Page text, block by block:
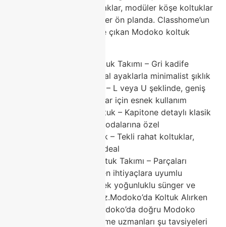
dokular, minimal metal ayaklar, modüler köşe koltuklar
ve sürdürülebilir malzemeler ön planda. Classhome’un
Modoko mağazasında öne çıkan Modoko koltuk
Modern Modoko Koltuk Takımı – Gri kadife
kaplama ve ince metal ayaklarla minimalist şıklık
Köşe Modoko Koltuk – L veya U şeklinde, geniş
aileler ve küçük alanlar için esnek kullanım
Chester Modoko Koltuk – Kapitone detaylı klasik
tasarım, lüks oturma odalarına özel
Berjer Modoko Koltuk – Tekli rahat koltuklar,
okuma köşeleri için ideal
Modüler Modoko Koltuk Takımı – Parçaları
birleştirilebilir, değişen ihtiyaçlara uyumlu
Tüm modellerimizde yüksek yoğunluklu sünger ve
sağlam iskelet kullanıyoruz.Modoko’da Koltuk Alırken
Nelere Dikkat Edilmeli?Modoko’da doğru Modoko
koltuk seçimi için Classhome uzmanları şu tavsiyeleri